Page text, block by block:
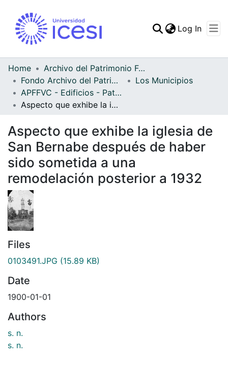
Statistics
Log In
Home
Archivo del Patrimonio Fotográfico y Fílmico del Valle del Cauca
Fondo Archivo del Patrimonio Fotográfico y Fílmico del Valle del Cauca
Los Municipios
APFFVC - Edificios - Patrimonial
Aspecto que exhibe la iglesia de San Bernabe después de haber sido sometida a una remodelación posterior a 1932
Aspecto que exhibe la iglesia de
San Bernabe después de haber
sido sometida a una
remodelación posterior a 1932
Files
0103491.JPG (15.89 KB)
Date
1900-01-01
Authors
s. n.
s. n.